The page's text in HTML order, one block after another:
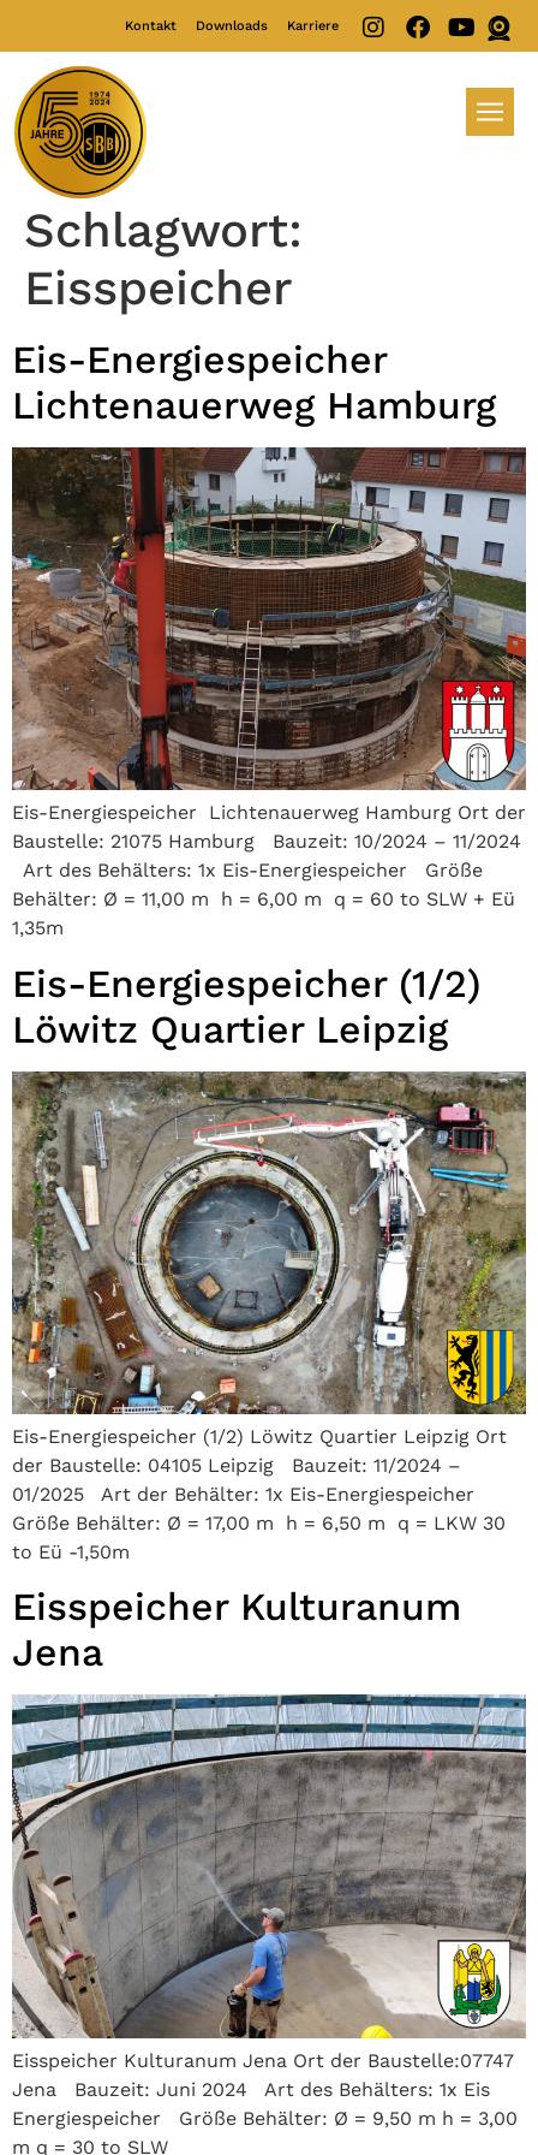
Kontakt Downloads Karriere
Schlagwort:
Eisspeicher
Eis-Energiespeicher
Lichtenauerweg Hamburg
Eis-Energiespeicher Lichtenauerweg Hamburg Ort der
Baustelle: 21075 Hamburg Bauzeit: 10/2024 – 11/2024
Art des Behälters: 1x Eis-Energiespeicher Größe
Behälter: Ø = 11,00 m h = 6,00 m q = 60 to SLW + Eü
1,35m
Eis-Energiespeicher (1/2)
Löwitz Quartier Leipzig
Eis-Energiespeicher (1/2) Löwitz Quartier Leipzig Ort
der Baustelle: 04105 Leipzig Bauzeit: 11/2024 –
01/2025 Art der Behälter: 1x Eis-Energiespeicher
Größe Behälter: Ø = 17,00 m h = 6,50 m q = LKW 30
to Eü -1,50m
Eisspeicher Kulturanum
Jena
Eisspeicher Kulturanum Jena Ort der Baustelle:07747
Jena Bauzeit: Juni 2024 Art des Behälters: 1x Eis
Energiespeicher Größe Behälter: Ø = 9,50 m h = 3,00
m q = 30 to SLW